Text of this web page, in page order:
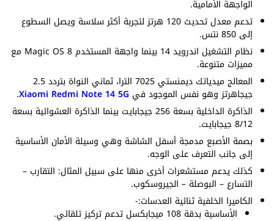
الواجهة الأمامية.
تدعم معدل تحديث 120 هرتز لتجربة أكثر سلاسة ويصل السطوع
إلى 850 نتس.
نظام التشغيل اندرويد 14 بينما واجهة المستخدم Magic OS 8 مع
مميزات متنوعة.
المعالج ميدياتك ديمنستي 7025 الترا، ثماني النواة بتردد 2.5
جيجاهرتز وهو نفس الموجود في Xiaomi Redmi Note 14 5G
.
الذاكرة الداخلية بسعة 256 جيجابايت بينما الذاكرة العشوائية بسعة
8/12 جيجابايت.
بصمة الأصبع مدمجة أسفل الشاشة وهي وسيلة الأمان الأساسية
إلى جانب التعرف على الوجه.
كذلك يدعم مستشعرات أخرى منها على سبيل المثال: التقارب –
التسارع – البوصلة – الجيروسكوب.
الكاميرا الخلفية ثنائية العدسات:-
الأساسية بدقة 108 ميجابكسل تدعم تركيز تلقائي.